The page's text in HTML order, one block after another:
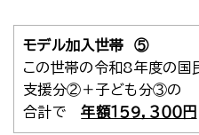
モデル加入世帯 ⑤
この世帯の令和8年度の国
支援分②＋子ども分③の
合計で年額１５9，３００円